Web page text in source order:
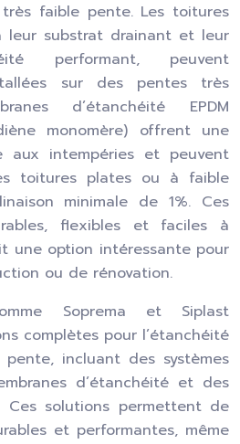
faible pente. Les toitures
leur substrat drainant et leur
performant, peuvent
sur des pentes très
d’étanchéité EPDM
monomère) offrent une
aux intempéries et peuvent
toitures plates ou à faible
minimale de 1%. Ces
flexibles et faciles à
une option intéressante pour
ou de rénovation.
Soprema et Siplast
complètes pour l’étanchéité
incluant des systèmes
d’étanchéité et des
Ces solutions permettent de
et performantes, même